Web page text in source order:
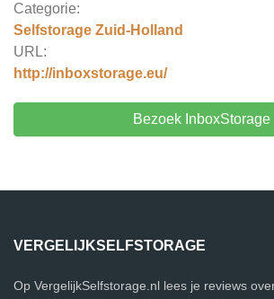
Categorie:
Selfstorage Zuid-Holland
URL:
http://inboxstorage.eu/
Bezoek InboxStorage
VERGELIJKSELFSTORAGE
Op VergelijkSelfstorage.nl lees je reviews